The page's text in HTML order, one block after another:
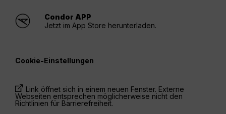
Condor APP
Jetzt im App Store herunterladen.
Cookie-Einstellungen
Link öffnet sich in einem neuen Fenster. Externe
Webseiten entsprechen möglicherweise nicht den
Richtlinien für Barrierefreiheit.